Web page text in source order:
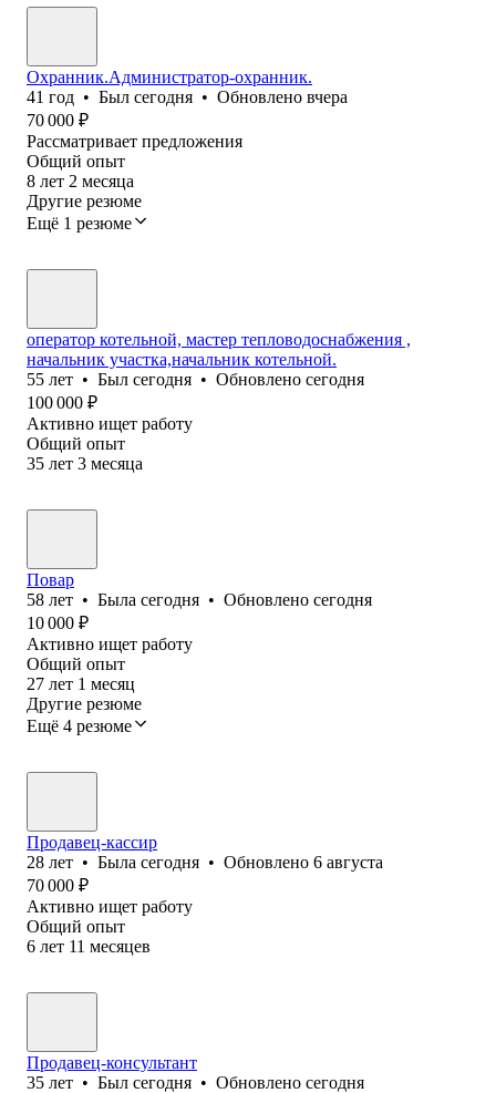
Охранник.Администратор-охранник.
41 год • Был сегодня • Обновлено вчера
70 000 ₽
Рассматривает предложения
Общий опыт
8 лет 2 месяца
Другие резюме
Ещё 1 резюме
оператор котельной, мастер тепловодоснабжения ,
начальник участка,начальник котельной.
55 лет • Был сегодня • Обновлено сегодня
100 000 ₽
Активно ищет работу
Общий опыт
35 лет 3 месяца
Повар
58 лет • Была сегодня • Обновлено сегодня
10 000 ₽
Активно ищет работу
Общий опыт
27 лет 1 месяц
Другие резюме
Ещё 4 резюме
Продавец-кассир
28 лет • Была сегодня • Обновлено 6 августа
70 000 ₽
Активно ищет работу
Общий опыт
6 лет 11 месяцев
Продавец-консультант
35 лет • Был сегодня • Обновлено сегодня